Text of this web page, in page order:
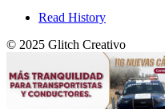
Read History
© 2025 Glitch Creativo